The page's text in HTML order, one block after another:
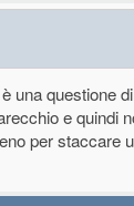
una questione
e quindi
per staccare